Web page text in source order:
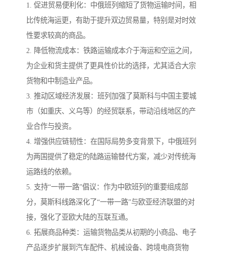
1. 促进贸易便利化：中俄班列缩短了货物运输时间，相
比传统海运更，有助于提升双边贸易量，特别是对时效
性要求较高的商品。
2. 降低物流成本：铁路运输成本介于海运和空运之间，
为企业和货主提供了更具性价比的选择，尤其适合大宗
货物和中制造业产品。
3. 推动区域经济发展：班列加强了莫斯科与中国主要城
市（如重庆、义乌等）的经贸联系，带动沿线地区的产
业合作与投资。
4. 增强供应链韧性：在国际局势多变背景下，中俄班列
为两国提供了稳定的陆路运输替代方案，减少对传统海
运路线的依赖。
5. 支持“一带一路”倡议：作为中欧班列的重要组成部
分，莫斯科线路深化了“一带一路”与欧亚经济联盟的对
接，强化了亚欧大陆的互联互通。
6. 拓展商品种类：运输货物品类从初期的小商品、电子
产品逐步扩展到汽车配件、机械设备、跨境电商货物